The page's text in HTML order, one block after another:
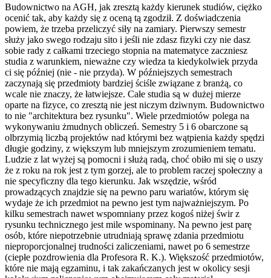
Budownictwo na AGH, jak zresztą każdy kierunek studiów, ciężko
ocenić tak, aby każdy się z oceną tą zgodził. Z doświadczenia
powiem, że trzeba przeliczyć siły na zamiary. Pierwszy semestr
służy jako swego rodzaju sito i jeśli nie zdasz fizyki czy nie dasz
sobie rady z całkami trzeciego stopnia na matematyce zaczniesz
studia z warunkiem, nieważne czy wiedza ta kiedykolwiek przyda
ci się później (nie - nie przyda). W późniejszych semestrach
zaczynają się przedmioty bardziej ściśle związane z branżą, co
wcale nie znaczy, że łatwiejsze. Całe studia są w dużej mierze
oparte na fizyce, co zresztą nie jest niczym dziwnym. Budownictwo
to nie "architektura bez rysunku". Wiele przedmiotów polega na
wykonywaniu żmudnych obliczeń. Semestry 5 i 6 obarczone są
olbrzymią liczbą projektów nad którymi bez wątpienia każdy spędzi
długie godziny, z większym lub mniejszym zrozumieniem tematu.
Ludzie z lat wyżej są pomocni i służą radą, choć obiło mi się o uszy
że z roku na rok jest z tym gorzej, ale to problem raczej społeczny a
nie specyficzny dla tego kierunku. Jak wszędzie, wśród
prowadzących znajdzie się na pewno paru wariatów, którym się
wydaje że ich przedmiot na pewno jest tym najważniejszym. Po
kilku semestrach nawet wspomniany przez kogoś niżej świr z
rysunku technicznego jest mile wspominany. Na pewno jest parę
osób, które niepotrzebnie utrudniają sprawę zdania przedmiotu
nieproporcjonalnej trudności zaliczeniami, nawet po 6 semestrze
(ciepłe pozdrowienia dla Profesora R. K.). Większość przedmiotów,
które nie mają egzaminu, i tak zakańczanych jest w okolicy sesji